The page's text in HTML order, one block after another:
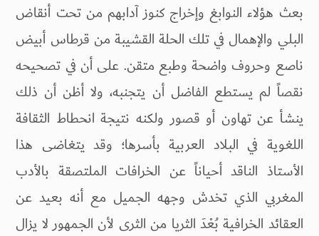
بعث هؤلاء النوابغ وإخراج كنوز آدابهم من تحت أنقاض
البلي والإهمال في تلك الحلة القشيبة من قرطاس أبيض
ناصع وحروف واضحة وطبع متقن. على أن في تصحيحه
نقصاً لم يستطع الفاضل أن يتجنبه، ولا أظن أن ذلك
ينشأ عن تهاون أو قصور ولكنه نتيجة انحطاط الثقافة
اللغوية في البلاد العربية بأسرها؛ وقد يتغاضى هذا
الأستاذ الناقد أحياناً عن الخرافات الملتصقة بالأدب
المغربي الذي تخدش وجهه الجميل مع أنه بعيد عن
العقائد الخرافية بُعْدَ الثريا من الثرى لأن الجمهور لا يزال